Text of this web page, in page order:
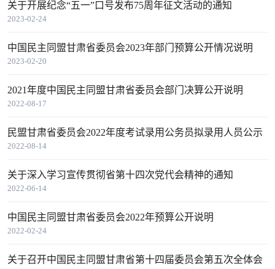
2023-02-24
关于开展纪念“五一”口号发布75周年征文活动的通知
2023-02-20
中国民主同盟甘肃省委员会2023年部门预算公开情况说明
2022-08-17
2021年度中国民主同盟甘肃省委员会部门决算公开说明
2022-08-14
民盟甘肃省委员会2022年度考试录用公务员拟录用人员公示
2022-06-14
关于深入学习宣传贯彻省第十四次党代会精神的通知
2022-02-24
中国民主同盟甘肃省委员会2022年预算公开说明
关于召开中国民主同盟甘肃省第十四届委员会第五次全体会